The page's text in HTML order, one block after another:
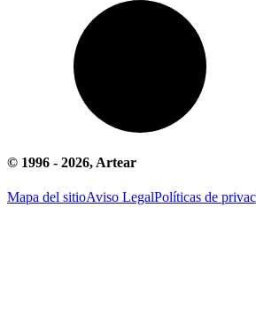
© 1996 - 2026, Artear
Mapa del sitioAviso LegalPolíticas de